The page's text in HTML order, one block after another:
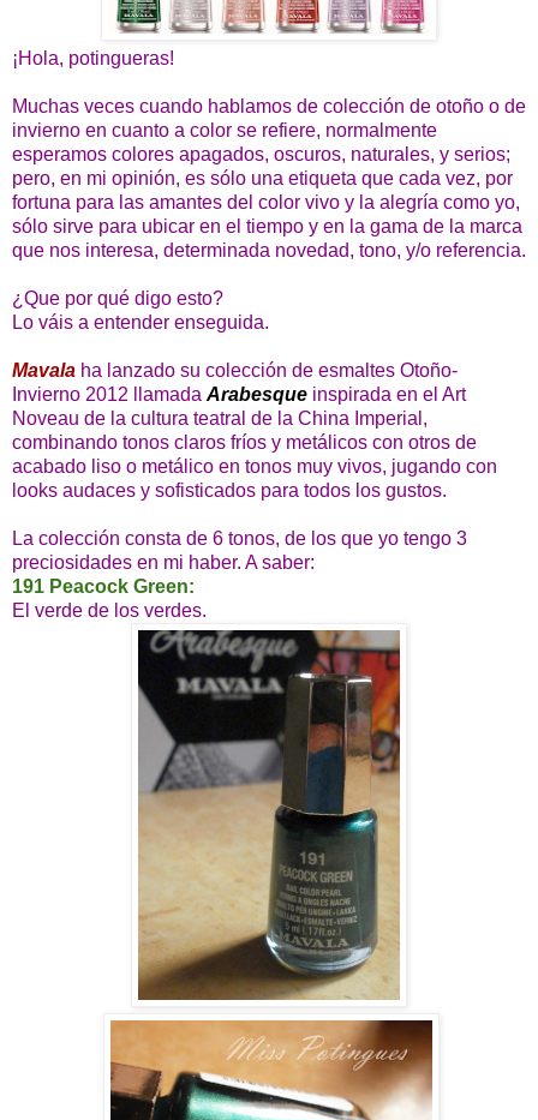
¡Hola, potingueras!
Muchas veces cuando hablamos de colección de otoño o de
invierno en cuanto a color se refiere, normalmente
esperamos colores apagados, oscuros, naturales, y serios;
pero, en mi opinión, es sólo una etiqueta que cada vez, por
fortuna para las amantes del color vivo y la alegría como yo,
sólo sirve para ubicar en el tiempo y en la gama de la marca
que nos interesa, determinada novedad, tono, y/o referencia.
¿Que por qué digo esto?
Lo váis a entender enseguida.
Mavala ha lanzado su colección de esmaltes Otoño-
Invierno 2012 llamada Arabesque inspirada en el Art
Noveau de la cultura teatral de la China Imperial,
combinando tonos claros fríos y metálicos con otros de
acabado liso o metálico en tonos muy vivos, jugando con
looks audaces y sofisticados para todos los gustos.
La colección consta de 6 tonos, de los que yo tengo 3
preciosidades en mi haber. A saber:
191 Peacock Green:
El verde de los verdes.